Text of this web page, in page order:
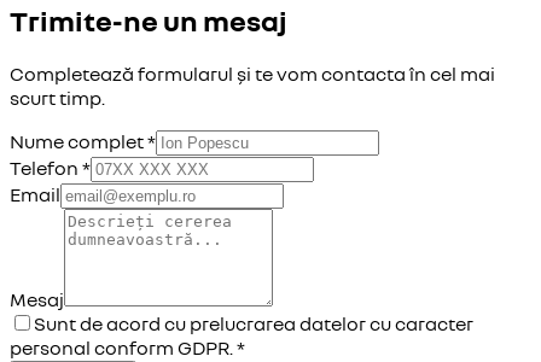
Trimite-ne un mesaj
Completează formularul și te vom contacta în cel mai
scurt timp.
Nume complet *
Telefon *
Email
Mesaj
Sunt de acord cu prelucrarea datelor cu caracter
personal conform GDPR. *